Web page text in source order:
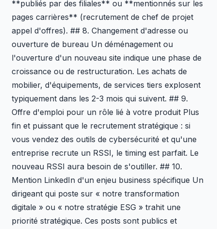
**publiés par des filiales** ou **mentionnés sur les
pages carrières** (recrutement de chef de projet
appel d'offres). ## 8. Changement d'adresse ou
ouverture de bureau Un déménagement ou
l'ouverture d'un nouveau site indique une phase de
croissance ou de restructuration. Les achats de
mobilier, d'équipements, de services tiers explosent
typiquement dans les 2-3 mois qui suivent. ## 9.
Offre d'emploi pour un rôle lié à votre produit Plus
fin et puissant que le recrutement stratégique : si
vous vendez des outils de cybersécurité et qu'une
entreprise recrute un RSSI, le timing est parfait. Le
nouveau RSSI aura besoin de s'outiller. ## 10.
Mention LinkedIn d'un enjeu business spécifique Un
dirigeant qui poste sur « notre transformation
digitale » ou « notre stratégie ESG » trahit une
priorité stratégique. Ces posts sont publics et